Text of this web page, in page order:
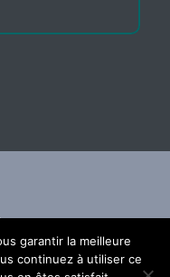
garantir la meilleure
continuez à utiliser ce